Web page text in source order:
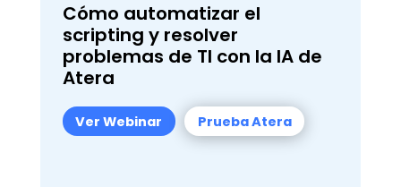
Cómo automatizar el
scripting y resolver
problemas de TI con la IA de
Atera
Ver Webinar Prueba Atera